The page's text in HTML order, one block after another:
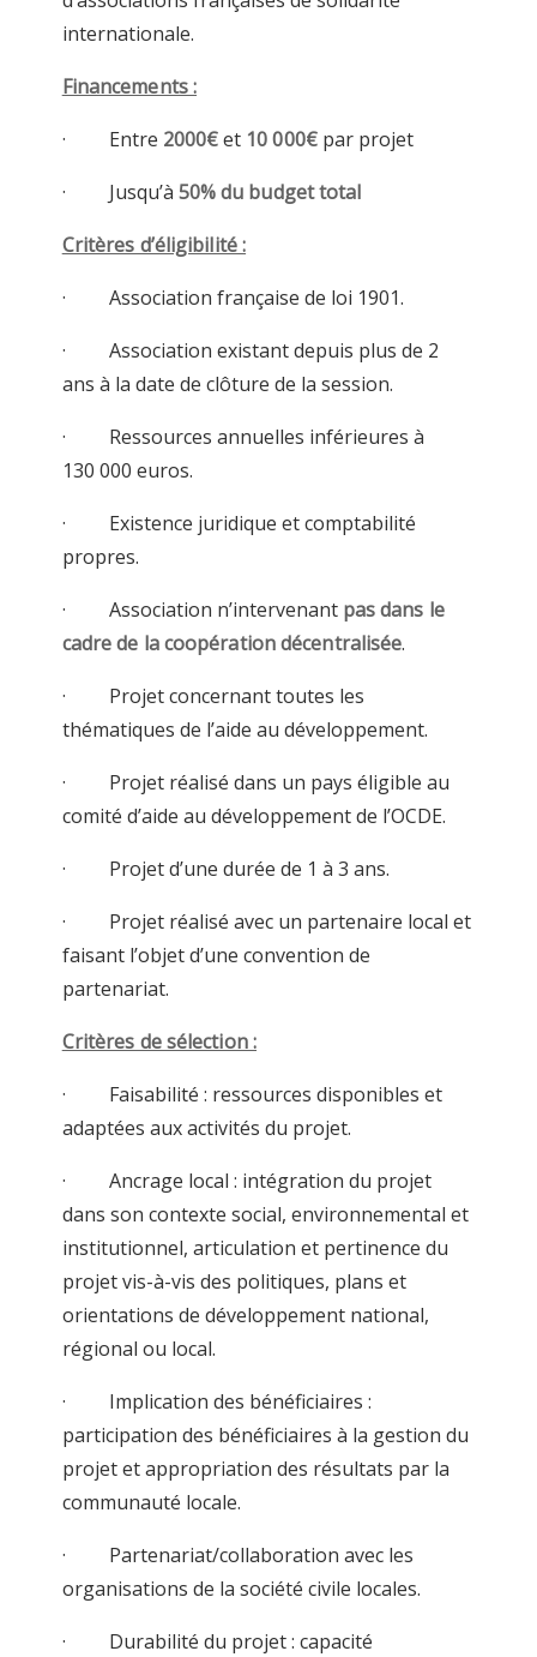
internationale.
Financements :
· Entre 2000€et 10 000€par projet
· Jusqu’à 50% du budget total
Critères d’éligibilité :
· Association française de loi 1901.
· Association existant depuis plus de 2
ans à la date de clôture de la session.
· Ressources annuelles inférieures à
130 000 euros.
· Existence juridique et comptabilité
propres.
· Association n’intervenant pas dans le
cadre de la coopération décentralisée.
· Projet concernant toutes les
thématiques de l’aide au développement.
· Projet réalisé dans un pays éligible au
comité d’aide au développement de l’OCDE.
· Projet d’une durée de 1 à 3 ans.
· Projet réalisé avec un partenaire local et
faisant l’objet d’une convention de
partenariat.
Critères de sélection :
· Faisabilité : ressources disponibles et
adaptées aux activités du projet.
· Ancrage local : intégration du projet
dans son contexte social, environnemental et
institutionnel, articulation et pertinence du
projet vis-à-vis des politiques, plans et
orientations de développement national,
régional ou local.
· Implication des bénéficiaires :
participation des bénéficiaires à la gestion du
projet et appropriation des résultats par la
communauté locale.
· Partenariat/collaboration avec les
organisations de la société civile locales.
· Durabilité du projet : capacité